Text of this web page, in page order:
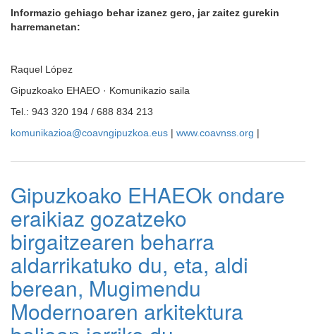
Informazio gehiago behar izanez gero, jar zaitez gurekin
harremanetan:
Raquel López
Gipuzkoako EHAEO · Komunikazio saila
Tel.: 943 320 194 / 688 834 213
komunikazioa@coavngipuzkoa.eus | www.coavnss.org |
Gipuzkoako EHAEOk ondare
eraikiaz gozatzeko
birgaitzearen beharra
aldarrikatuko du, eta, aldi
berean, Mugimendu
Modernoaren arkitektura